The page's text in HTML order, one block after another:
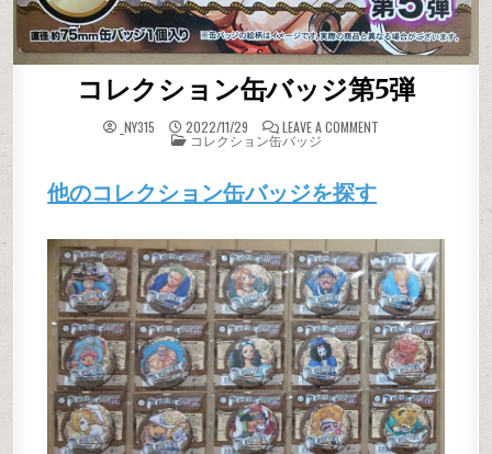
コレクション缶バッジ第5弾
_NY315 2022/11/29 LEAVE A COMMENTON コレクション
POSTED IN
コレクション缶バッジ
他のコレクション缶バッジを探す